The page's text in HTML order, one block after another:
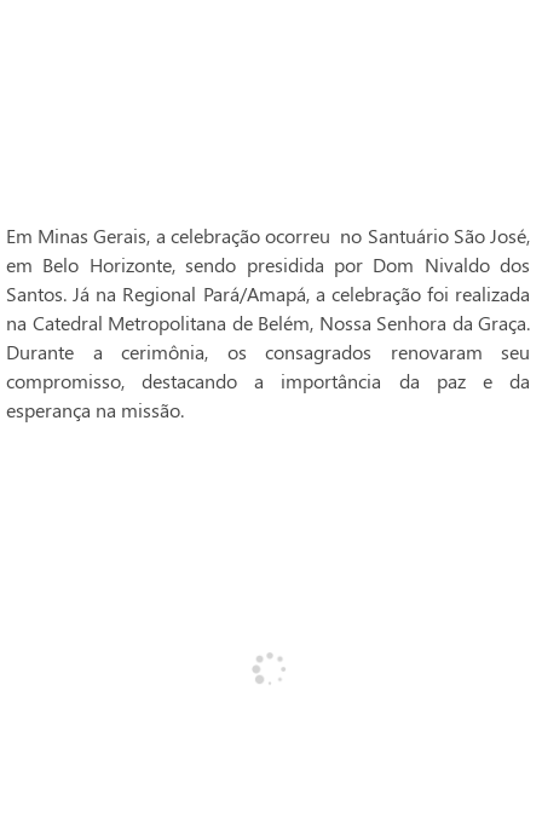
Em Minas Gerais, a celebração ocorreu no Santuário São José,
em Belo Horizonte, sendo presidida por Dom Nivaldo dos
Santos. Já na Regional Pará/Amapá, a celebração foi realizada
na Catedral Metropolitana de Belém, Nossa Senhora da Graça.
Durante a cerimônia, os consagrados renovaram seu
compromisso, destacando a importância da paz e da
esperança na missão.